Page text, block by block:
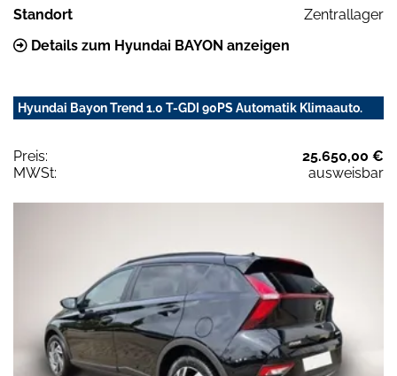
Standort
Zentrallager
Details zum Hyundai BAYON anzeigen
Hyundai Bayon Trend 1.0 T-GDI 90PS Automatik Klimaauto.
Preis:
25.650,00 €
MWSt:
ausweisbar